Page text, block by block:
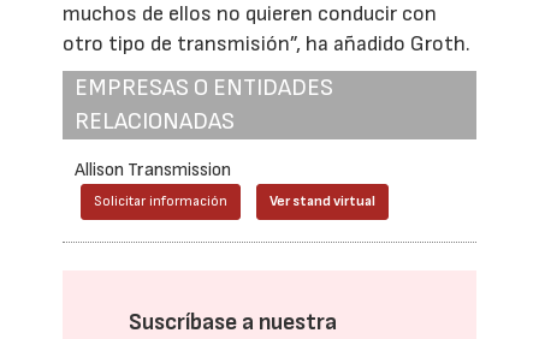
muchos de ellos no quieren conducir con
otro tipo de transmisión”, ha añadido Groth.
EMPRESAS O ENTIDADES
RELACIONADAS
Allison Transmission
Solicitar información Ver stand virtual
Suscríbase a nuestra